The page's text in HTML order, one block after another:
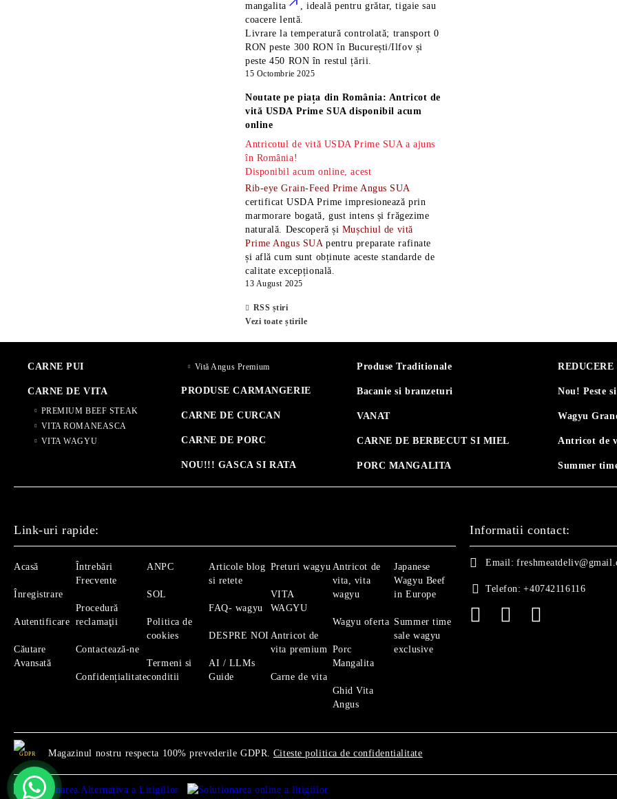
mangalita
, ideală pentru grătar, tigaie sau
coacere lentă.
Livrare la temperatură controlată; transport 0
RON peste 300 RON în București/Ilfov și
peste 450 RON în restul țării.
15 Octombrie 2025
Noutate pe piața din România: Antricot de
vită USDA Prime SUA disponibil acum
online
Antricotul de vită USDA Prime SUA a ajuns
în România!
Disponibil acum online, acest
Rib-eye Grain-Feed Prime Angus SUA
certificat USDA Prime impresionează prin
marmorare bogată, gust intens și frăgezime
naturală. Descoperă și Mușchiul de vită
Prime Angus SUA pentru preparate rafinate
și află cum sunt obținute aceste standarde de
calitate excepțională.
13 August 2025
RSS știri
Vezi toate știrile
CARNE PUI
CARNE DE VITA
PREMIUM BEEF STEAK
VITA ROMANEASCA
VITA WAGYU
Vită Angus Premium
PRODUSE CARMANGERIE
CARNE DE CURCAN
CARNE DE PORC
NOU!!! GASCA SI RATA
Produse Traditionale
Bacanie si branzeturi
VANAT
CARNE DE BERBECUT SI MIEL
PORC MANGALITA
Nou! Peste
Wagyu
Antricot de
Summer
Link-uri rapide:
Acasă
Înregistrare
Autentificare
Căutare
Avansată
Întrebări
Frecvente
Procedură
reclamaţii
Contactează-ne
Confidențialitate
ANPC
SOL
Politica de
cookies
Termeni si
conditii
Articole blog
si retete
FAQ- wagyu
DESPRE NOI
AI / LLMs
Guide
Preturi wagyu
VITA
WAGYU
Antricot de
vita premium
Carne de vita
Antricot de
vita, vita
wagyu
Wagyu oferta
Porc
Mangalita
Ghid Vita
Angus
Japanese
Wagyu Beef
in Europe
Summer time
sale wagyu
exclusive
Informatii contact:
Email:
Telefon: +40742116116
GDPR Magazinul nostru respecta 100% prevederile GDPR. Citeste politica de confidentialitate